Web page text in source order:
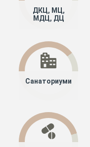
ДКЦ, МЦ,
МДЦ, ДЦ
Санаториуми